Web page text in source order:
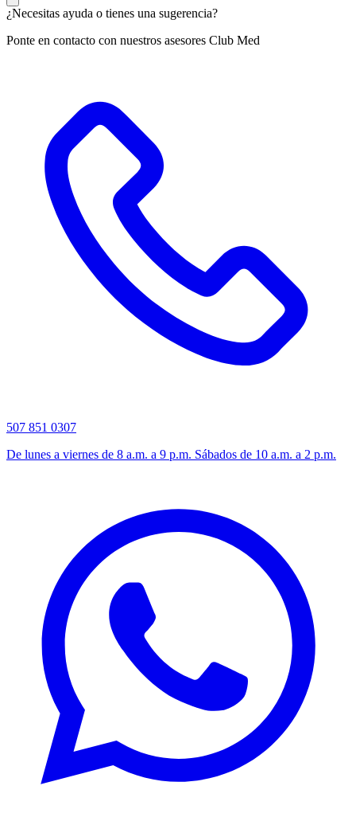
¿Necesitas ayuda o tienes una sugerencia?
Ponte en contacto con nuestros asesores Club Med
507 851 0307
De lunes a viernes de 8 a.m. a 9 p.m. Sábados de 10 a.m. a 2 p.m.